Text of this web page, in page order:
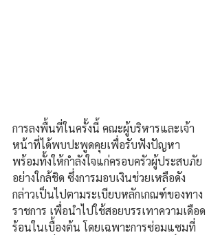
การลงพื้นที่ในครั้งนี้ คณะผู้บริหารและเจ้า
หน้าที่ได้พบปะพูดคุยเพื่อรับฟังปัญหา
พร้อมทั้งให้กำลังใจแก่ครอบครัวผู้ประสบภัย
อย่างใกล้ชิด ซึ่งการมอบเงินช่วยเหลือดัง
กล่าวเป็นไปตามระเบียบหลักเกณฑ์ของทาง
ราชการ เพื่อนำไปใช้สอยบรรเทาความเดือด
ร้อนในเบื้องต้น โดยเฉพาะการซ่อมแซมที่